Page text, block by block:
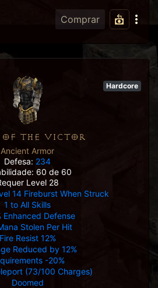
Comprar
Hardcore
OF THE VICTOR
Ancient Armor
Defesa: 234
60 de 60
Level 28
14 Fireburst When Struck
1 to All Skills
Enhanced Defense
Stolen Per Hit
Fire Resist 12%
Reduced by 12%
-20%
(73/100 Charges)
Doomed